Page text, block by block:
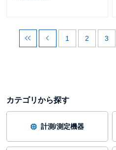
1 2 3
カテゴリから探す
計測/測定機器